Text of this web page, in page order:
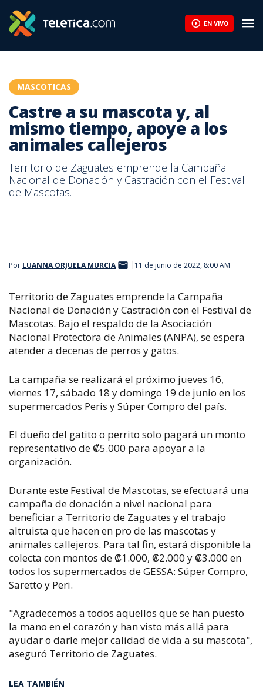
EN VIVO
MASCOTICAS
Castre a su mascota y, al
mismo tiempo, apoye a los
animales callejeros
Territorio de Zaguates emprende la Campaña
Nacional de Donación y Castración con el Festival
de Mascotas.
Por LUANNA ORJUELA MURCIA 11 de junio de 2022, 8:00 AM
Territorio de Zaguates emprende la Campaña
Nacional de Donación y Castración con el Festival de
Mascotas. Bajo el respaldo de la Asociación
Nacional Protectora de Animales (ANPA), se espera
atender a decenas de perros y gatos.
La campaña se realizará el próximo jueves 16,
viernes 17, sábado 18 y domingo 19 de junio en los
supermercados Peris y Súper Compro del país.
El dueño del gatito o perrito solo pagará un monto
representativo de ₡5.000 para apoyar a la
organización.
Durante este Festival de Mascotas, se efectuará una
campaña de donación a nivel nacional para
beneficiar a Territorio de Zaguates y el trabajo
altruista que hacen en pro de las mascotas y
animales callejeros. Para tal fin, estará disponible la
colecta con montos de ₡1.000, ₡2.000 y ₡3.000 en
todos los supermercados de GESSA: Súper Compro,
Saretto y Peri.
"Agradecemos a todos aquellos que se han puesto
la mano en el corazón y han visto más allá para
ayudar o darle mejor calidad de vida a su mascota",
aseguró Territorio de Zaguates.
LEA TAMBIÉN